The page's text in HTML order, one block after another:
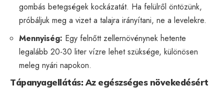
gombás betegségek kockázatát. Ha felülről öntözünk,
próbáljuk meg a vizet a talajra irányítani, ne a levelekre.
Mennyiség: Egy felnőtt zellernövénynek hetente
legalább 20-30 liter vízre lehet szüksége, különösen
meleg nyári napokon.
Tápanyagellátás: Az egészséges növekedésért